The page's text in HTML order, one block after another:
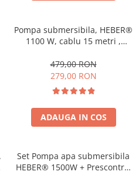
Pompa submersibila, HEBER®
1100 W, cablu 15 metri ,
479,00 RON
279,00 RON
ADAUGA IN COS
Set Pompa apa submersibila
HEBER® 1500W + Prescontrol